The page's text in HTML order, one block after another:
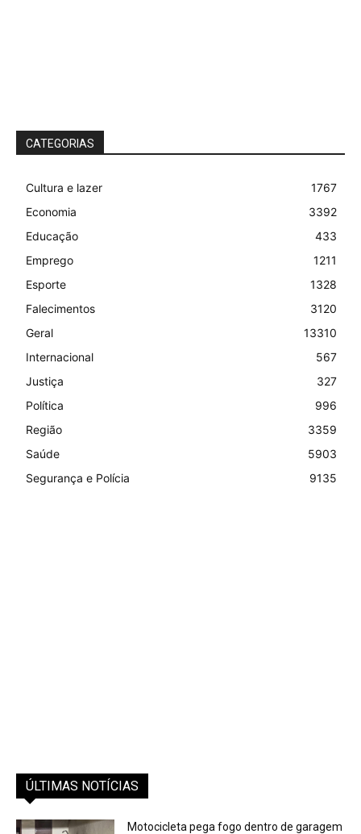
CATEGORIAS
Cultura e lazer
1767
Economia
3392
Educação
433
Emprego
1211
Esporte
1328
Falecimentos
3120
Geral
13310
Internacional
567
Justiça
327
Política
996
Região
3359
Saúde
5903
Segurança e Polícia
9135
ÚLTIMAS NOTÍCIAS
Motocicleta pega fogo dentro de garagem